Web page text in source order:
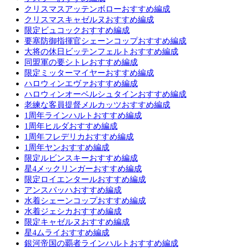
クリスマスアッテンボローおすすめ編成
クリスマスキャゼルヌおすすめ編成
限定ビュコックおすすめ編成
要塞防御指揮官シェーンコップおすすめ編成
大将の休日ビッテンフェルトおすすめ編成
同盟軍の要シトレおすすめ編成
限定ミッターマイヤーおすすめ編成
ハロウィンエヴァおすすめ編成
ハロウィンオーベルシュタインおすすめ編成
老練な客員提督メルカッツおすすめ編成
1周年ラインハルトおすすめ編成
1周年ヒルダおすすめ編成
1周年フレデリカおすすめ編成
1周年ヤンおすすめ編成
限定ルビンスキーおすすめ編成
星4メックリンガーおすすめ編成
限定ロイエンタールおすすめ編成
アンスバッハおすすめ編成
水着シェーンコップおすすめ編成
水着ジェシカおすすめ編成
限定キャゼルヌおすすめ編成
星4ムライおすすめ編成
銀河帝国の覇者ラインハルトおすすめ編成